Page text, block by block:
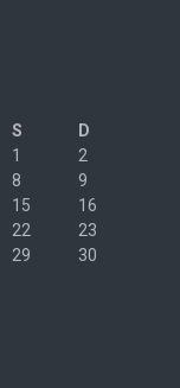
S
D
1
2
8
9
15
16
22
23
29
30